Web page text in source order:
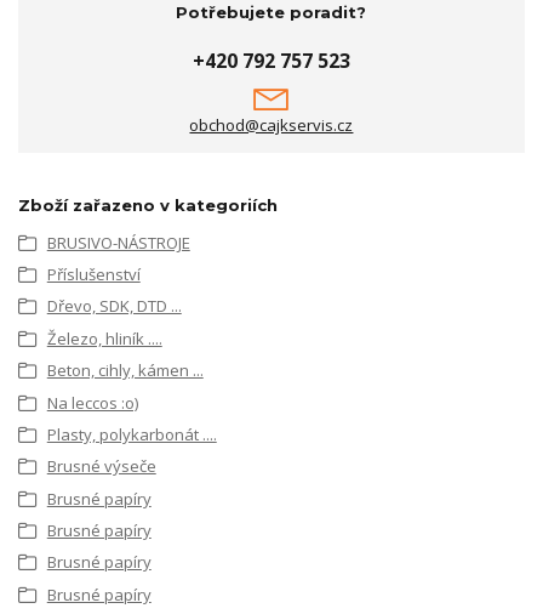
Potřebujete poradit?
+420 792 757 523
obchod@cajkservis.cz
Zboží zařazeno v kategoriích
BRUSIVO-NÁSTROJE
Příslušenství
Dřevo, SDK, DTD ...
Železo, hliník ....
Beton, cihly, kámen ...
Na leccos :o)
Plasty, polykarbonát ....
Brusné výseče
Brusné papíry
Brusné papíry
Brusné papíry
Brusné papíry